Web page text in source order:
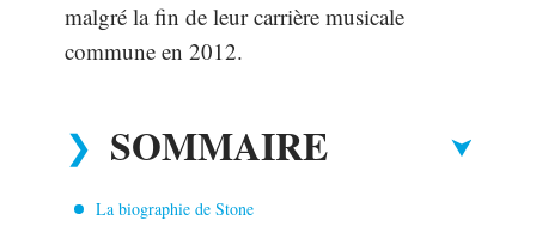
malgré la fin de leur carrière musicale
commune en 2012.
SOMMAIRE
La biographie de Stone